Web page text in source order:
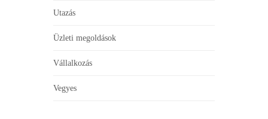
Utazás
Üzleti megoldások
Vállalkozás
Vegyes